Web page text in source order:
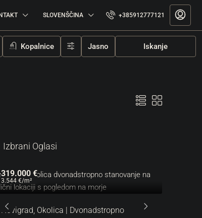
SLOVENŠČINA +385912777121
Kopalnice Jasno Iskanje
Izbrani Oglasi
319.000 €
3.544 €/m²
Novigrad, Okolica | Dvonadstropno